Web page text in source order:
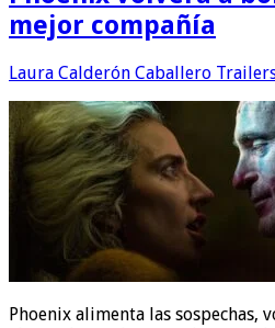
mejor compañía
Laura Calderón Caballero
Phoenix alimenta las sospechas,